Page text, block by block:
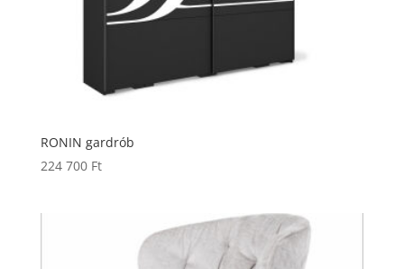
RONIN gardrób
224 700 Ft